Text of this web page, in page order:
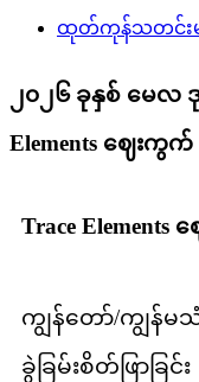
ထုတ်ကုန်သတင်းမ
၂၀၂၆ ခုနှစ် မေ
Elements ဈေးကွက်
Trace Elements
ကျွန်တော်/ကျွန်မ
ခွဲခြမ်းစိတ်ဖြာခြင်း